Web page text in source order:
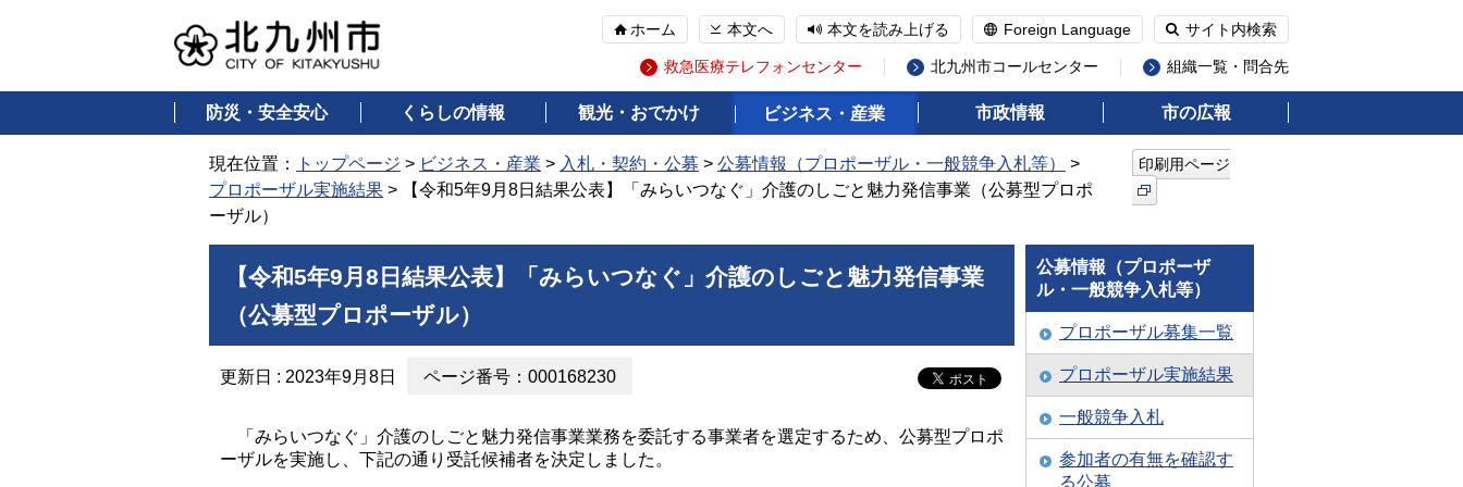
ホーム 本文へ 本文を読み上げる Foreign Language サイト内検索
救急医療テレフォンセンター 北九州市コールセンター 組織一覧・問合先
防災・安全安心 くらしの情報 観光・おでかけ ビジネス・産業 市政情報 市の広報
現在位置： トップページ > ビジネス・産業 > 入札・契約・公募 > 公募情報（プロポーザル・一般競争入札等）
>
プロポーザル実施結果 > 【令和5年9月8日結果公表】「みらいつなぐ」介護のしごと魅力発信事業（公募型プロポ
ーザル）
印刷用ページ
【令和5年9月8日結果公表】「みらいつなぐ」介護のしごと魅力発信事業
（公募型プロポーザル）
更新日 : 2023年9月8日 ページ番号：000168230
「みらいつなぐ」介護のしごと魅力発信事業業務を委託する事業者を選定するため、公募型プロポ
ーザルを実施し、下記の通り受託候補者を決定しました。
公募情報（プロポーザ
ル・一般競争入札等）
プロポーザル募集一覧
プロポーザル実施結果
一般競争入札
参加者の有無を確認す
る公募